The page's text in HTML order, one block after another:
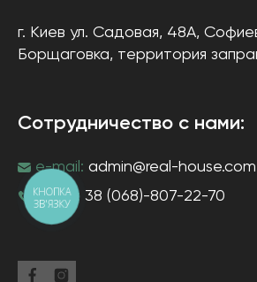
г. Киев ул. Садовая, 48А,
Борщаговка, территория
Сотрудничество с нами:
e-mail: admin@real-
тел-н: 38 (068)-807-22-70
КНОПКА
ЗВ'ЯЗКУ